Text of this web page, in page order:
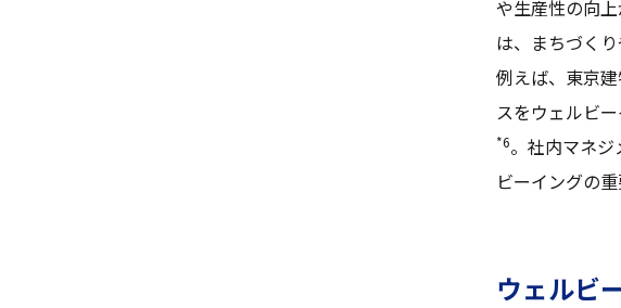
や生産性の向
は、まちづく
例えば、東京
スをウェルビ
*6。社内マネ
ビーイングの
ウェルビ